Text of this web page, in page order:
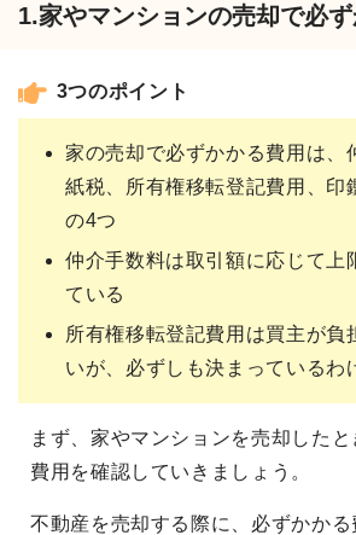
1.家やマンションの売却で必
3つのポイント
家の売却で必ずかかる費用は、
紙税、所有権移転登記費用、印
の4つ
仲介手数料は取引額に応じて上
ている
所有権移転登記費用は買主が負
いが、必ずしも決まっているわ
まず、家やマンションを売却した
費用を確認していきましょう。
不動産を売却する際に、必ずかか